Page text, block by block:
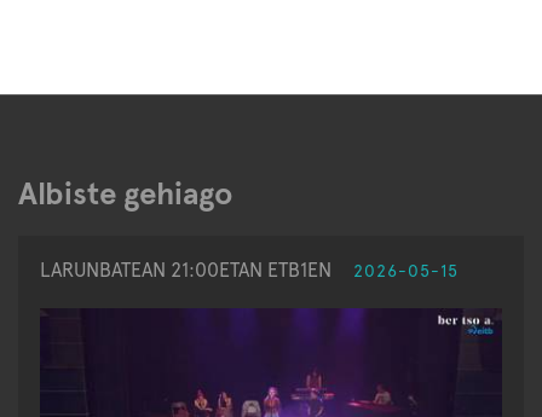
Albiste gehiago
LARUNBATEAN 21:00ETAN ETB1EN 2026-05-15